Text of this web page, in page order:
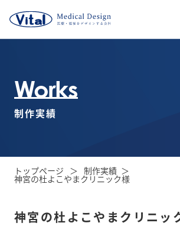
Works
制作実績
トップページ 制作実績
神宮の杜よこやまクリニック様
神宮の杜よこやまクリニッ